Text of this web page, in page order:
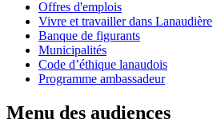
Offres d'emplois
Vivre et travailler dans Lanaudière
Banque de figurants
Municipalités
Code d’éthique lanaudois
Programme ambassadeur
Menu des audiences